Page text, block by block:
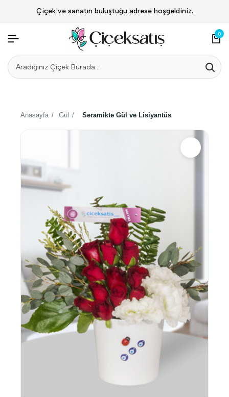
Çiçek ve sanatın buluştuğu adrese hoşgeldiniz.
0
Anasayfa / Gül / Seramikte Gül ve Lisiyantüs